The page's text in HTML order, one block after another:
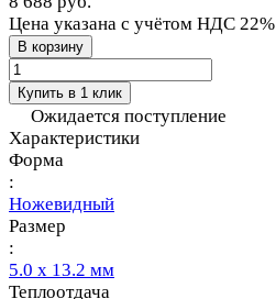
Цена указана с учётом НДС 22%
В корзину
Купить в 1 клик
Ожидается поступление
Характеристики
Форма
:
Ножевидный
Размер
:
5.0 х 13.2 мм
Теплоотдача